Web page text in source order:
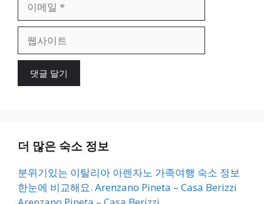
일
이
더 많은 숙소 정보
분위기있는 이탈리아 아렌자노 가족여행 숙소 정보
한눈에 비교해요. Arenzano Pineta – Casa Berizzi